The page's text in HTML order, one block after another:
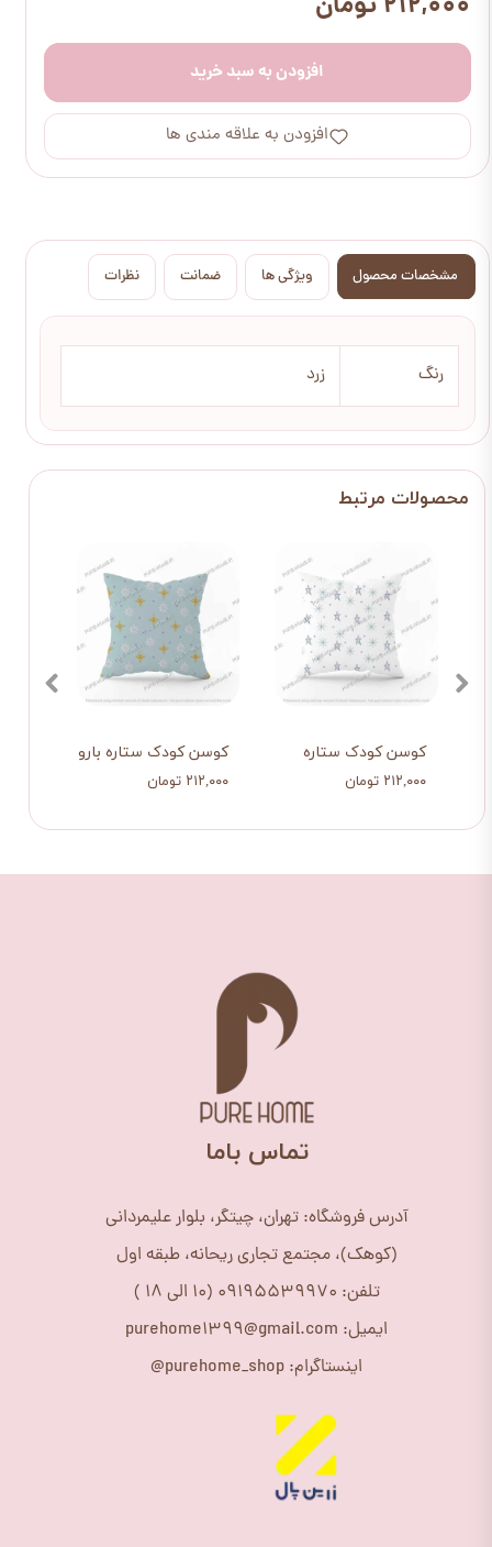
افزودن به سبد خرید
افزودن به علاقه مندی ها
مشخصات محصول ویژگی ها ضمانت نظرات
رنگ زرد
کوسن کودک ستاره بارون
۲۱۲,۰۰۰ تومان
کوسن کودک ستاره
۲۱۲,۰۰۰ تومان
​تماس باما
آدرس فروشگاه: تهران، چیتگر، بلوار علیمردانی
(کوهک)، مجتمع تجاری ریحانه، طبقه اول
تلفن: 09195539970 (10 الی 18 )
ایمیل: purehome1399@gmail.com
اینستاگرام: purehome_shop@